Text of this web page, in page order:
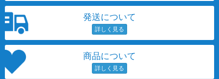
発送について
商品について